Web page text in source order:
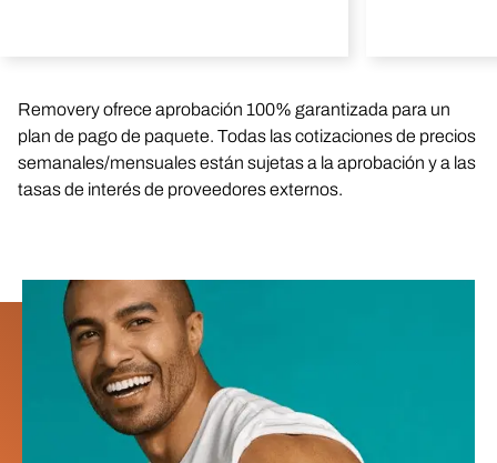
Removery ofrece aprobación 100% garantizada para un
plan de pago de paquete. Todas las cotizaciones de precios
semanales/mensuales están sujetas a la aprobación y a las
tasas de interés de proveedores externos.